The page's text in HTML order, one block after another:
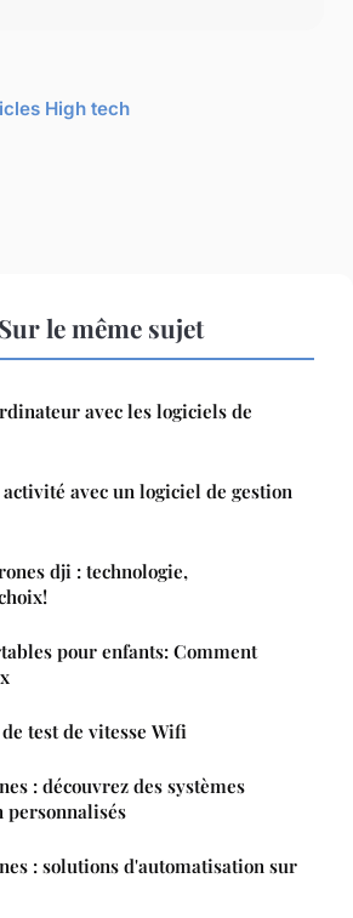
High tech
le même sujet
avec les logiciels de
avec un logiciel de gestion
dji : technologie,
pour enfants: Comment
test de vitesse Wifi
: découvrez des systèmes
personnalisés
: solutions d'automatisation sur